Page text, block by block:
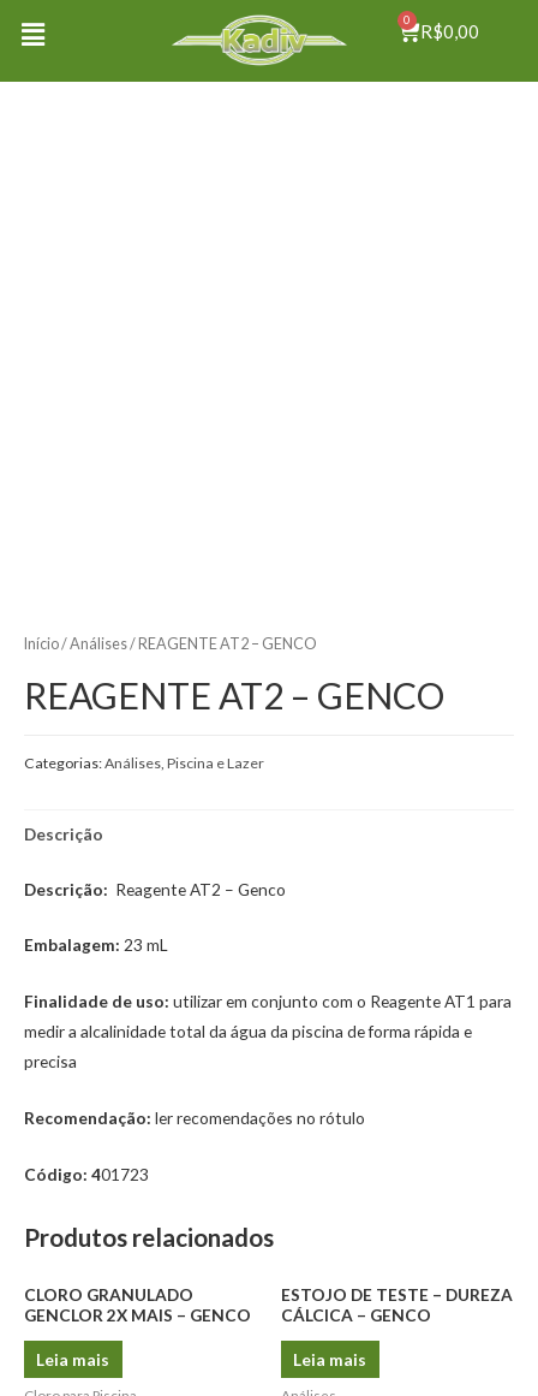
R$0,00
0
Início/Análises/ REAGENTE AT2 – GENCO
REAGENTE AT2 – GENCO
Categorias:Análises Piscina e Lazer
Descrição
Descrição: Reagente AT2 – Genco
Embalagem: 23 mL
Finalidade de uso: utilizar em conjunto com o Reagente AT1 para
medir a alcalinidade total da água da piscina de forma rápida e
precisa
Recomendação: ler recomendações no rótulo
Código: 401723
Produtos relacionados
CLORO GRANULADO
GENCLOR 2X MAIS – GENCO
Leia mais
ESTOJO DE TESTE – DUREZA
CÁLCICA – GENCO
Leia mais